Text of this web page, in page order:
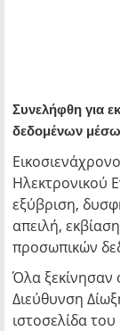
Συνελήφθη για
δεδομένων μέσω
Ηλεκτρονικού
εξύβριση,
απειλή,
προσωπικών
Όλα ξεκίνησαν
Διεύθυνση
ιστοσελίδα